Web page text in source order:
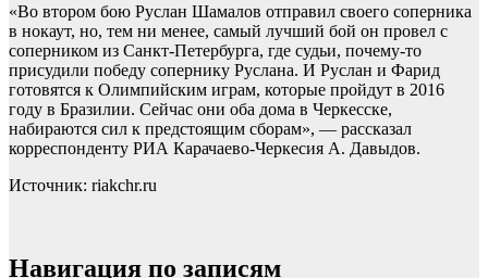
«Во втором бою Руслан Шамалов отправил своего соперника
в нокаут, но, тем ни менее, самый лучший бой он провел с
соперником из Санкт-Петербурга, где судьи, почему-то
присудили победу сопернику Руслана. И Руслан и Фарид
готовятся к Олимпийским играм, которые пройдут в 2016
году в Бразилии. Сейчас они оба дома в Черкесске,
набираются сил к предстоящим сборам», — рассказал
корреспонденту РИА Карачаево-Черкесия А. Давыдов.
Источник: riakchr.ru
Навигация по записям